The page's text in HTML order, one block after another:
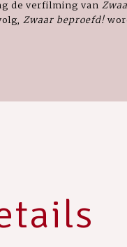
de verfilming van
Zwaar beproefd!